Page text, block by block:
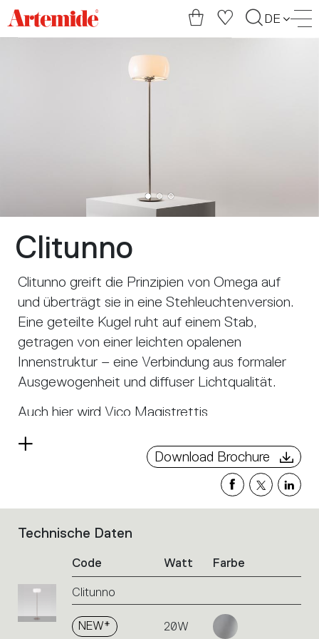
Artemide
home
DE
Clitunno
Clitunno greift die Prinzipien von Omega auf
und überträgt sie in eine Stehleuchtenversion.
Eine geteilte Kugel ruht auf einem Stab,
getragen von einer leichten opalenen
Innenstruktur – eine Verbindung aus formaler
Ausgewogenheit und diffuser Lichtqualität.
Auch hier wird Vico Magistrettis
essentiellen und zeitlosen Lösung, die die Kraft
einer Idee durch einfache, ikonische Formen
Read
Download Brochure
List
Click
the
Technische Daten
Code Watt Farbe
Clitunno
NEW* 20W